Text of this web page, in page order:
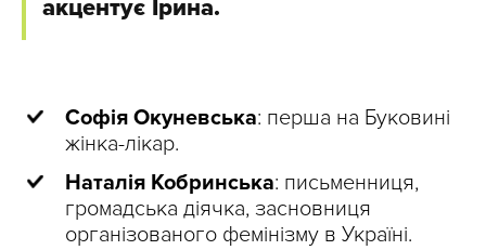
акцентує Ірина.
Софія Окуневська: перша на Буковині
жінка-лікар.
Наталія Кобринська: письменниця,
громадська діячка, засновниця
організованого фемінізму в Україні.